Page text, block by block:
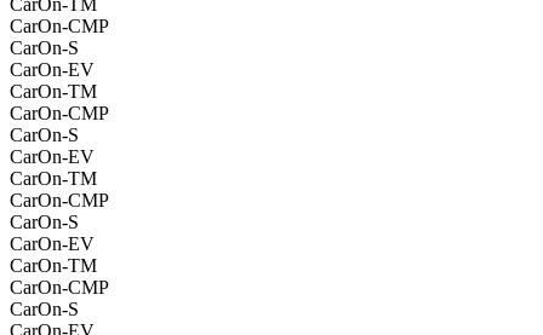
CarOn-CMP
CarOn-S
CarOn-EV
CarOn-TM
CarOn-CMP
CarOn-S
CarOn-EV
CarOn-TM
CarOn-CMP
CarOn-S
CarOn-EV
CarOn-TM
CarOn-CMP
CarOn-S
CarOn-EV